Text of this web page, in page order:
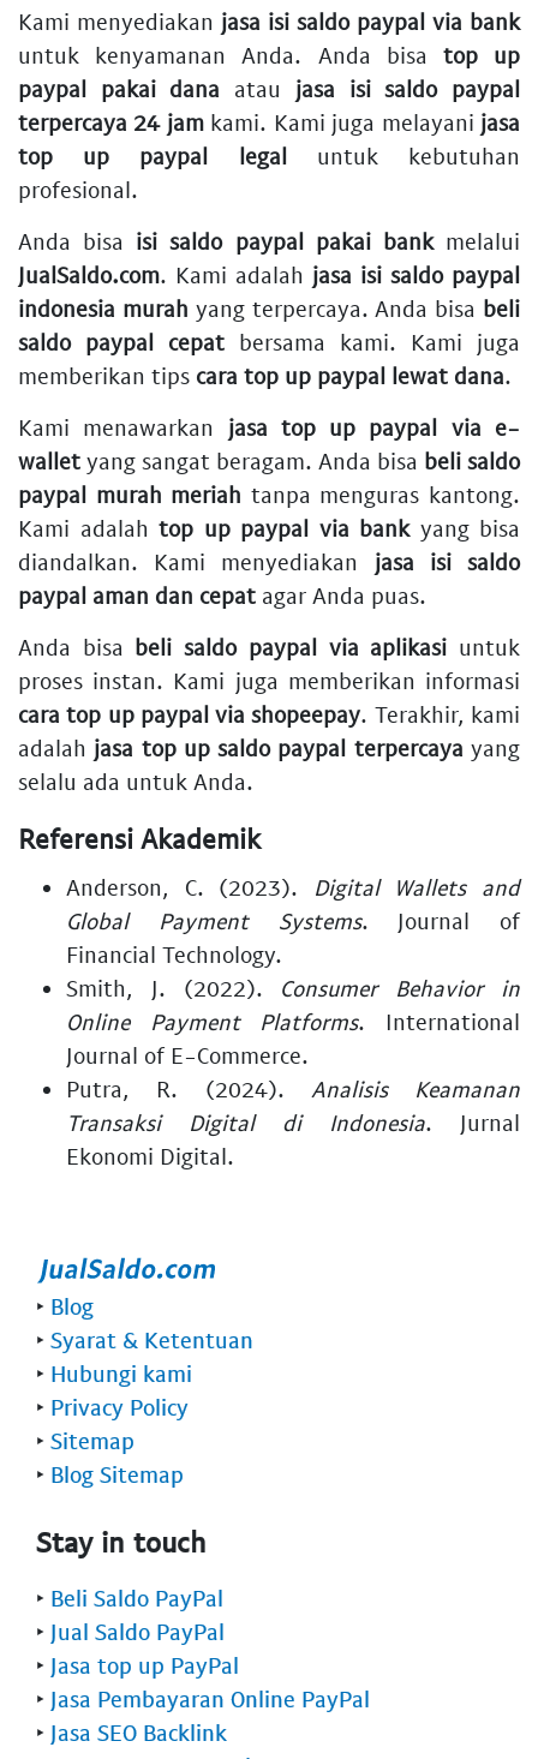
Kami menyediakan jasa isi saldo paypal via bank
untuk kenyamanan Anda. Anda bisa top up
paypal pakai dana atau jasa isi saldo paypal
terpercaya 24 jamkami. Kami juga melayani jasa
top up paypal legaluntuk kebutuhan
profesional.
Anda bisa isi saldo paypal pakai bankmelalui
JualSaldo.com. Kami adalah jasa isi saldo paypal
indonesia murah yang terpercaya. Anda bisa beli
saldo paypal cepat bersama kami. Kami juga
memberikan tips cara top up paypal lewat dana.
Kami menawarkan jasa top up paypal via e-
wallet yang sangat beragam. Anda bisa beli saldo
paypal murah meriah tanpa menguras kantong.
Kami adalah top up paypal via bankyang bisa
diandalkan. Kami menyediakan jasa isi saldo
paypal aman dan cepat agar Anda puas.
Anda bisa beli saldo paypal via aplikasi untuk
proses instan. Kami juga memberikan informasi
cara top up paypal via shopeepay. Terakhir, kami
adalah jasa top up saldo paypal terpercaya yang
selalu ada untuk Anda.
Referensi Akademik
Anderson, C. (2023). Digital Wallets and
Global Payment Systems. Journal of
Financial Technology.
Smith, J. (2022). Consumer Behavior in
Online Payment Platforms. International
Journal of E-Commerce.
Putra, R. (2024). Analisis Keamanan
Transaksi Digital di Indonesia. Jurnal
Ekonomi Digital.
‣ Blog
‣ Syarat & Ketentuan
‣ Hubungi kami
‣ Privacy Policy
‣ Sitemap
‣ Blog Sitemap
Stay in touch
‣ Beli Saldo PayPal
‣ Jual Saldo PayPal
‣ Jasa top up PayPal
‣ Jasa Pembayaran Online PayPal
‣ Jasa SEO Backlink